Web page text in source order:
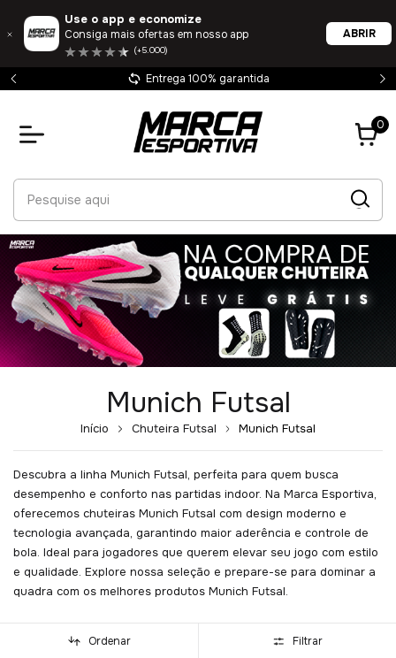
Use o app e economize
Consiga mais ofertas em nosso app
(+5.000)
ABRIR
Entrega 100% garantida
0
Munich Futsal
Início Chuteira Futsal Munich Futsal
Descubra a linha Munich Futsal, perfeita para quem busca
desempenho e conforto nas partidas indoor. Na Marca Esportiva,
oferecemos chuteiras Munich Futsal com design moderno e
tecnologia avançada, garantindo maior aderência e controle de
bola. Ideal para jogadores que querem elevar seu jogo com estilo
e qualidade. Explore nossa seleção e prepare-se para dominar a
quadra com os melhores produtos Munich Futsal.
Ordenar Filtrar